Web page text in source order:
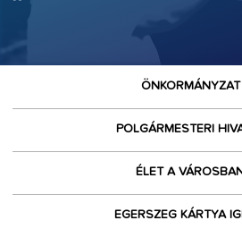
ÖNKORMÁNYZAT
POLGÁRMESTERI
ÉLET A
EGERSZEG KÁRTYA